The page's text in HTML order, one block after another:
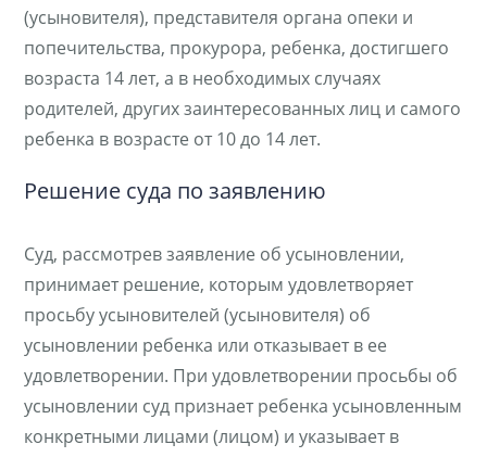
(усыновителя), представителя органа опеки и
попечительства, прокурора, ребенка, достигшего
возраста 14 лет, а в необходимых случаях
родителей, других заинтересованных лиц и самого
ребенка в возрасте от 10 до 14 лет.
Решение суда по заявлению
Суд, рассмотрев заявление об усыновлении,
принимает решение, которым удовлетворяет
просьбу усыновителей (усыновителя) об
усыновлении ребенка или отказывает в ее
удовлетворении. При удовлетворении просьбы об
усыновлении суд признает ребенка усыновленным
конкретными лицами (лицом) и указывает в